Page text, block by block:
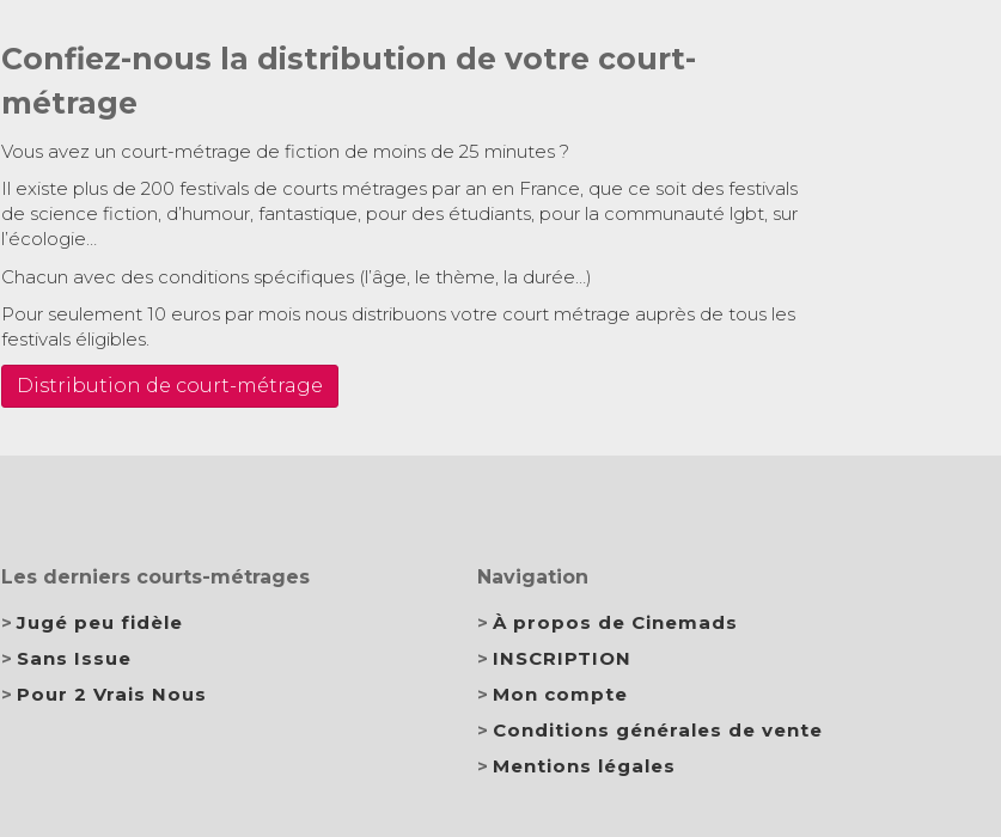
Confiez-nous la distribution de votre court-
métrage
Vous avez un court-métrage de fiction de moins de 25 minutes ?
Il existe plus de 200 festivals de courts métrages par an en France, que ce soit des festivals
de science fiction, d’humour, fantastique, pour des étudiants, pour la communauté lgbt, sur
l’écologie…
Chacun avec des conditions spécifiques (l’âge, le thème, la durée…)
Pour seulement 10 euros par mois nous distribuons votre court métrage auprès de tous les
festivals éligibles.
Distribution de court-métrage
Les derniers courts-métrages
Jugé peu fidèle
Sans Issue
Pour 2 Vrais Nous
Navigation
À propos de Cinemads
INSCRIPTION
Mon compte
Conditions générales de vente
Mentions légales